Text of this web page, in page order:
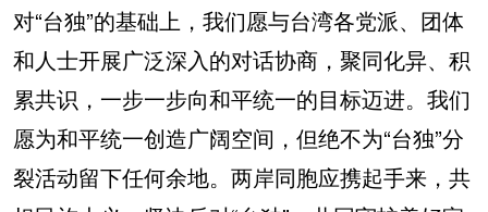
对“台独”的基础上，我们愿与台湾各党派、团体
和人士开展广泛深入的对话协商，聚同化异、积
累共识，一步一步向和平统一的目标迈进。我们
愿为和平统一创造广阔空间，但绝不为“台独”分
裂活动留下任何余地。两岸同胞应携起手来，共